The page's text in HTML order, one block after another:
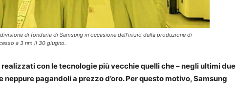
di fonderia di Samsung in occasione dell’inizio della produzione di
a 3 nm il 30 giugno.
con le tecnologie più vecchie quelli che – negli ultimi due
neppure pagandoli a prezzo d’oro. Per questo motivo, Samsung